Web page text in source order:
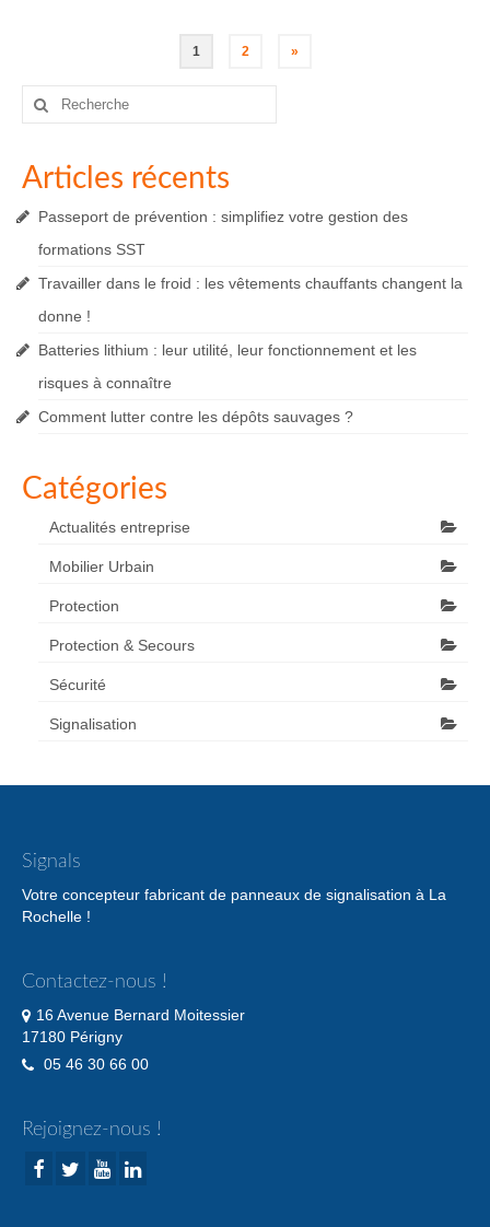
des
1 2 »
Rechercher
Articles récents
Passeport de prévention : simplifiez votre gestion des
formations SST
Travailler dans le froid : les vêtements chauffants changent la
donne !
Batteries lithium : leur utilité, leur fonctionnement et les
risques à connaître
Comment lutter contre les dépôts sauvages ?
Catégories
Actualités entreprise
Mobilier Urbain
Protection
Protection & Secours
Sécurité
Signalisation
Signals
Votre concepteur fabricant de panneaux de signalisation à La
Rochelle !
Contactez-nous !
16 Avenue Bernard Moitessier
17180 Périgny
05 46 30 66 00
Rejoignez-nous !